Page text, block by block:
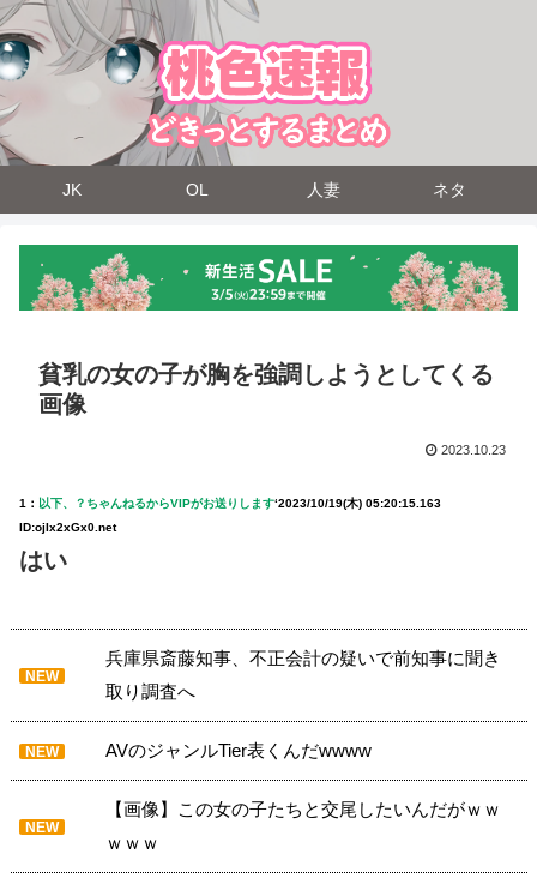
JK OL 人妻 ネタ
貧乳の女の子が胸を強調しようとしてくる
画像
2023.10.23
1： 以下、？ちゃんねるからVIPがお送りします‘2023/10/19(木) 05:20:15.163
ID:ojIx2xGx0.net
はい
NEW
兵庫県斎藤知事、不正会計の疑いで前知事に聞き
取り調査へ
NEW AVのジャンルTier表くんだwwww
NEW
【画像】この女の子たちと交尾したいんだがｗｗ
ｗｗｗ